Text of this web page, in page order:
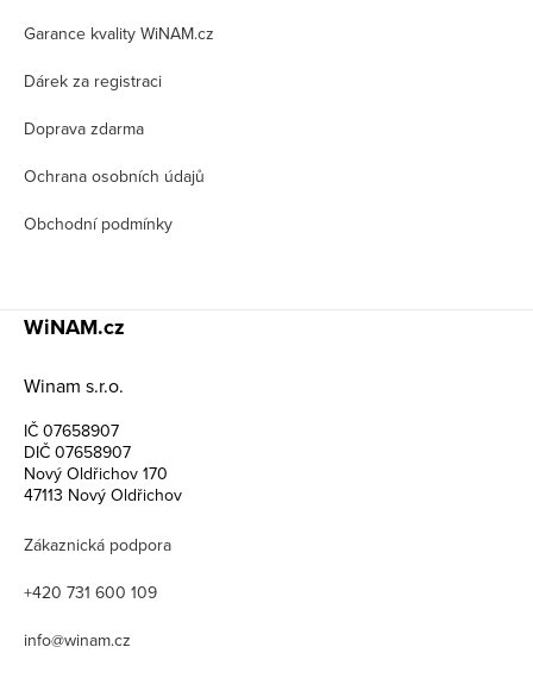
Garance kvality WiNAM.cz
Dárek za registraci
Doprava zdarma
Ochrana osobních údajů
Obchodní podmínky
WiNAM.cz
Winam s.r.o.
IČ 07658907
DIČ 07658907
Nový Oldřichov 170
47113 Nový Oldřichov
Zákaznická podpora
+420 731 600 109
info@winam.cz